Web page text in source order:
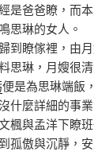
是爸爸瞭，而
思琳的女人。
瞭傢裡，由月
思琳，月嫂很清
便是為思琳端飯
什麼詳細的事
楓與孟洋下瞭
孤傲與沉靜，